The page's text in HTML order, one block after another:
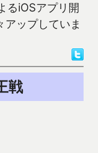
るiOSアプリ開
ップしていま
戦